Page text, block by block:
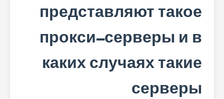
представляют такое
прокси-серверы и в
каких случаях такие
серверы